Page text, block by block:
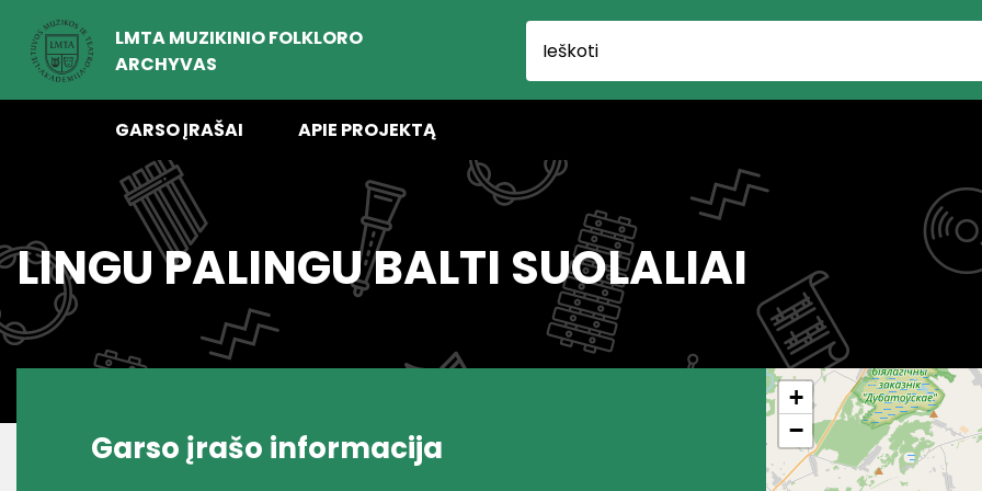
LMTA MUZIKINIO FOLKLORO
ARCHYVAS
GARSO ĮRAŠAI APIE PROJEKTĄ
LINGU PALINGU BALTI SUOLALIAI
Garso įrašo informacija
+
−